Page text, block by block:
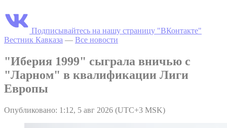
Подписывайтесь на нашу страницу "ВКонтакте"
Вестник Кавказа — Все новости
"Иберия 1999" сыграла вничью с
"Ларном" в квалификации Лиги
Европы
Опубликовано: 1:12, 5 авг 2026 (UTC+3 MSK)